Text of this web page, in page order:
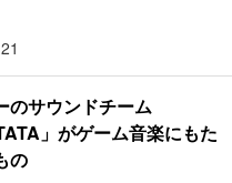
のサウンドチーム
」がゲーム音楽にもた
の